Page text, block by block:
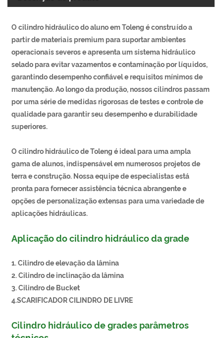
O cilindro hidráulico do aluno em Toleng é construído a
partir de materiais premium para suportar ambientes
operacionais severos e apresenta um sistema hidráulico
selado para evitar vazamentos e contaminação por líquidos,
garantindo desempenho confiável e requisitos mínimos de
manutenção. Ao longo da produção, nossos cilindros passam
por uma série de medidas rigorosas de testes e controle de
qualidade para garantir seu desempenho e durabilidade
superiores.
O cilindro hidráulico de Toleng é ideal para uma ampla
gama de alunos, indispensável em numerosos projetos de
terra e construção. Nossa equipe de especialistas está
pronta para fornecer assistência técnica abrangente e
opções de personalização extensas para uma variedade de
aplicações hidráulicas.
Aplicação do cilindro hidráulico da grade
1. Cilindro de elevação da lâmina
2. Cilindro de inclinação da lâmina
3. Cilindro de Bucket
4.SCARIFICADOR CILINDRO DE LIVRE
Cilindro hidráulico de grades parâmetros